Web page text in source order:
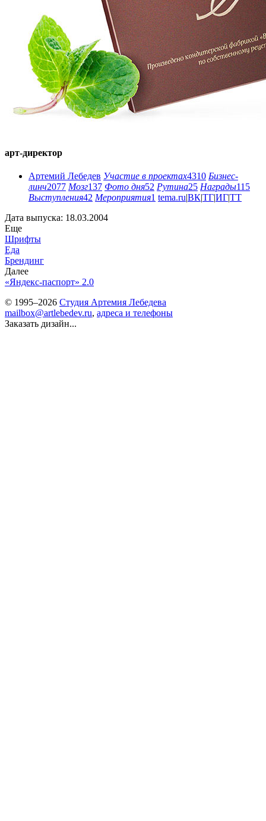
арт-директор
Артемий Лебедев Участие в проектах4310 Бизнес-
линч2077 Мозг137 Фото дня52 Рутина25 Награды115
Выступления42 Мероприятия1 tema.ru|ВК|ТГ|ИГ|ТТ
Дата выпуска: 18.03.2004
Еще
Шрифты
Еда
Брендинг
Далее
«Яндекс-паспорт» 2.0
© 1995–2026 Студия Артемия Лебедева
mailbox@artlebedev.ru, адреса и телефоны
Заказать дизайн...